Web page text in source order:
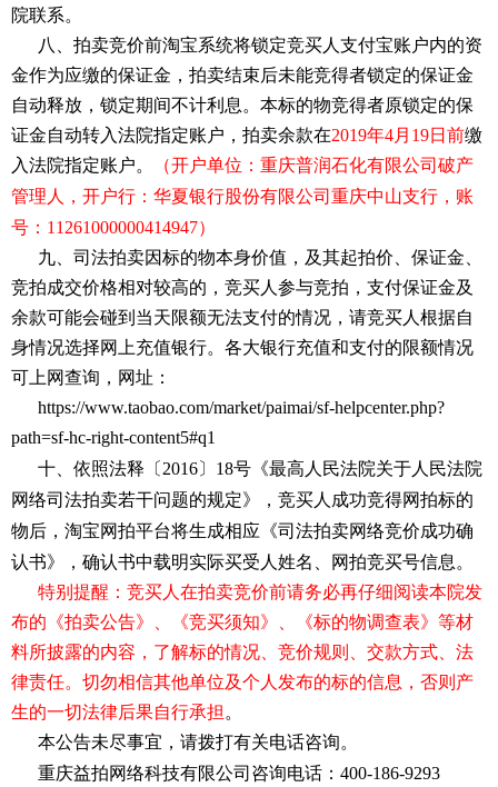
院联系。
八、拍卖竞价前淘宝系统将锁定竞买人支付宝账户内的资
金作为应缴的保证金，拍卖结束后未能竞得者锁定的保证金
自动释放，锁定期间不计利息。本标的物竞得者原锁定的保
证金自动转入法院指定账户，拍卖余款在2019年4月 19日前缴
入法院指定账户。
（开户单位：重庆普润石化有限公司破产
管理人，开户行：华夏银行股份有限公司重庆中山支行，账
号： 11261000000414947）
九、司法拍卖因标的物本身价值，及其起拍价、保证金、
竞拍成交价格相对较高的，竞买人参与竞拍，支付保证金及
余款可能会碰到当天限额无法支付的情况，请竞买人根据自
身情况选择网上充值银行。各大银行充值和支付的限额情况
可上网查询，网址：
https://www.taobao.com/market/paimai/sf-helpcenter.php?
path=sf-hc-right-content5#q1
十、依照法释〔2016〕18号《最高人民法院关于人民法院
网络司法拍卖若干问题的规定》，竞买人成功竞得网拍标的
物后，淘宝网拍平台将生成相应《司法拍卖网络竞价成功确
认书》，确认书中载明实际买受人姓名、网拍竞买号信息。
特别提醒：竞买人在拍卖竞价前请务必再仔细阅读本院发
布的《拍卖公告》、《竞买须知》、《标的物调查表》等材
料所披露的内容，了解标的情况、竞价规则、交款方式、法
律责任。切勿相信其他单位及个人发布的标的信息，否则产
生的一切法律后果自行承担。
本公告未尽事宜，请拨打有关电话咨询。
重庆益拍网络科技有限公司咨询电话： 400-186-9293